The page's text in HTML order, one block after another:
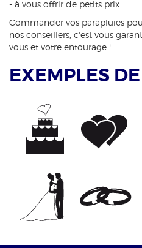
- à vous offrir de petits prix...
Commander vos parapluies
nos conseillers, c'est vous
vous et votre entourage !
EXEMPLES